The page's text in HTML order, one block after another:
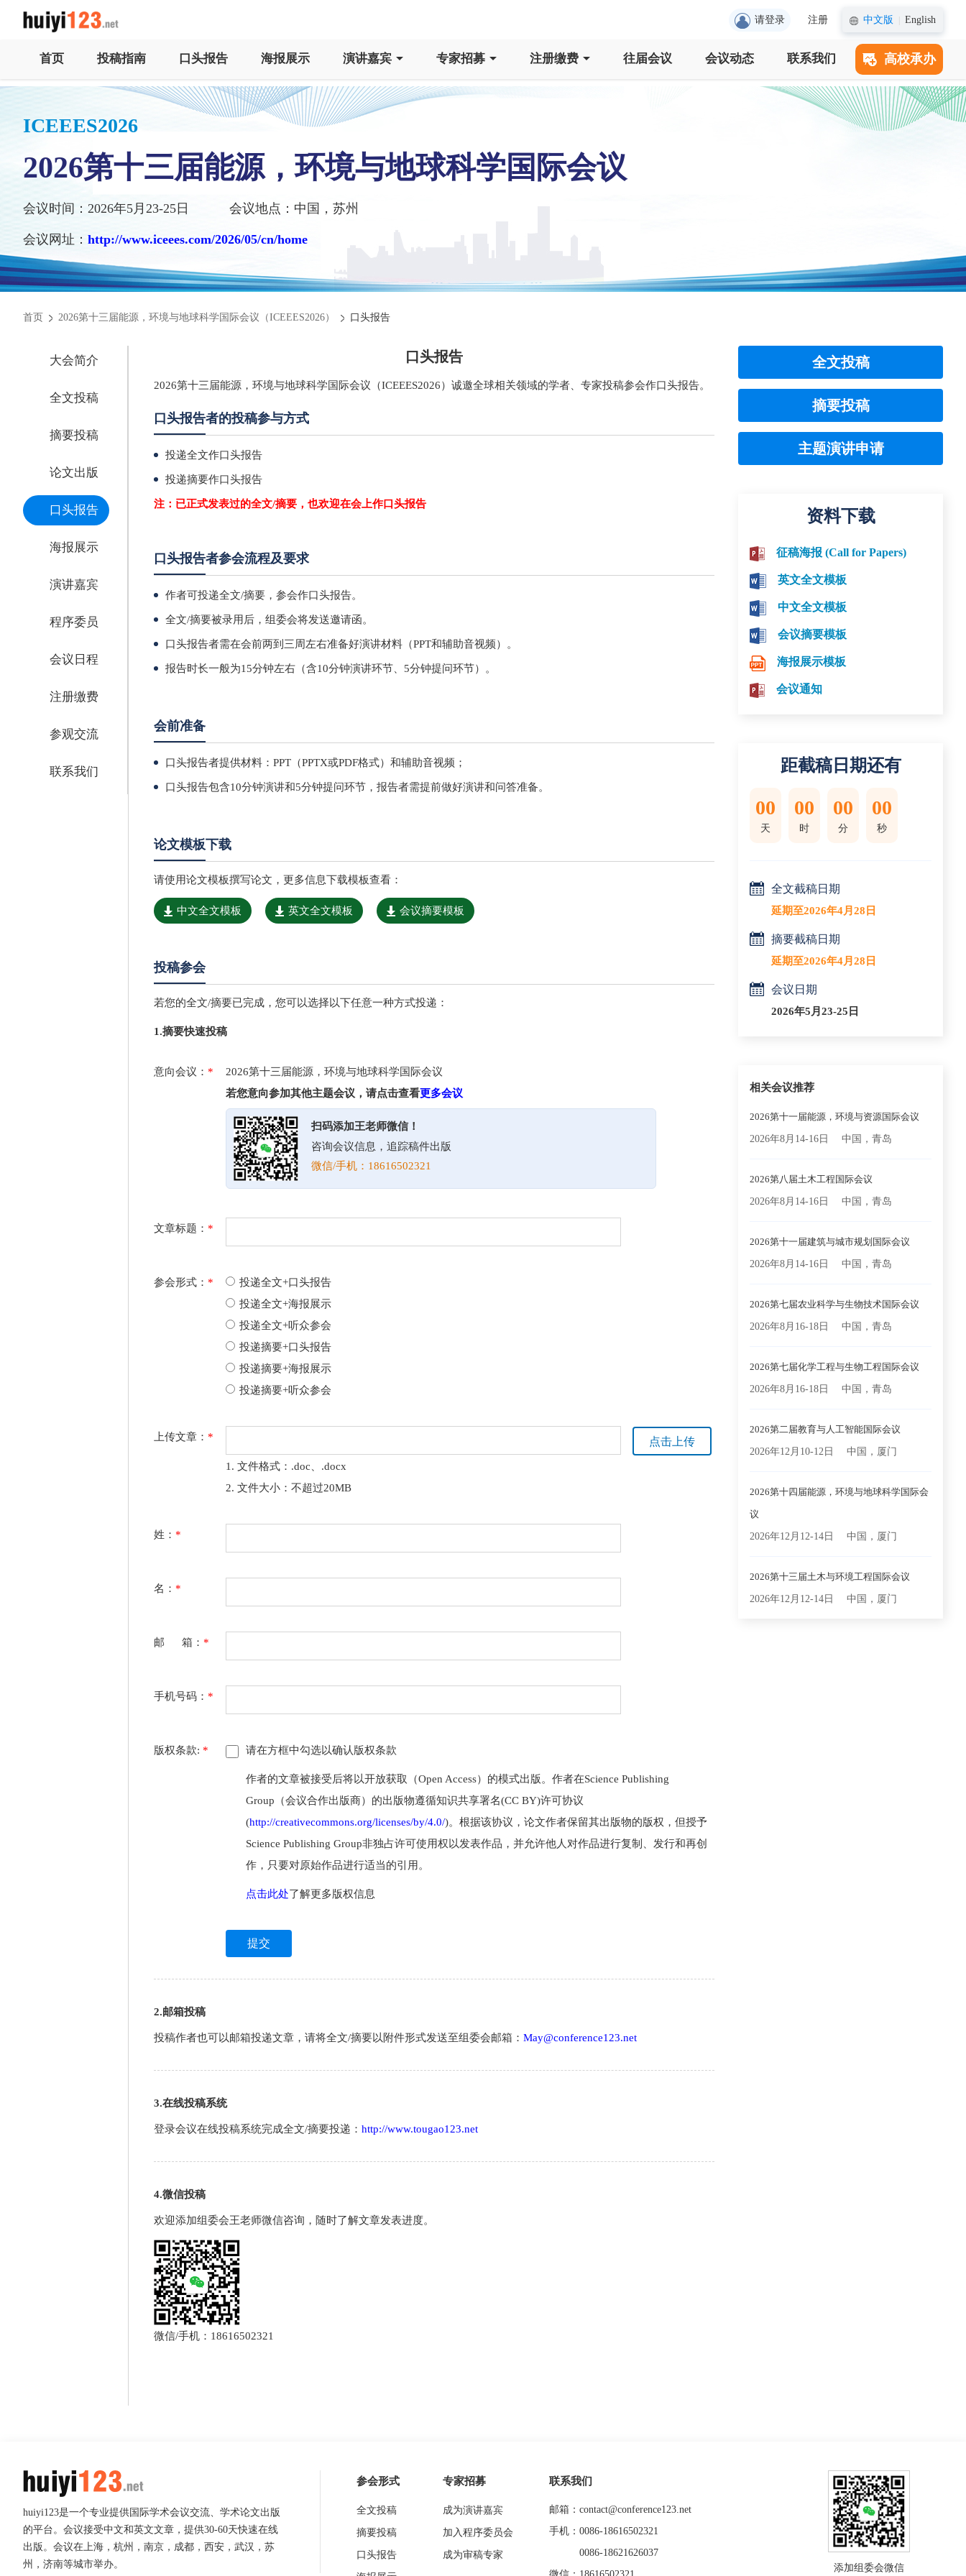
请登录 注册 中文版 English
首页 投稿指南 口头报告 海报展示 演讲嘉宾 专家招募 注册缴费 往届会议 会议动态 联系我们 高校承办
ICEEES2026
2026第十三届能源，环境与地球科学国际会议
会议时间：2026年5月23-25日 会议地点：中国，苏州
会议网址： http://www.iceees.com/2026/05/cn/home
首页 2026第十三届能源，环境与地球科学国际会议（ICEEES2026） 口头报告
大会简介
全文投稿
摘要投稿
论文出版
口头报告
海报展示
演讲嘉宾
程序委员
会议日程
注册缴费
参观交流
联系我们
口头报告
2026第十三届能源，环境与地球科学国际会议（ICEEES2026）诚邀全球相关领域的学者、专家投稿参会作口头报告。
口头报告者的投稿参与方式
投递全文作口头报告
投递摘要作口头报告
注：已正式发表过的全文/摘要，也欢迎在会上作口头报告
口头报告者参会流程及要求
作者可投递全文/摘要，参会作口头报告。
全文/摘要被录用后，组委会将发送邀请函。
口头报告者需在会前两到三周左右准备好演讲材料（PPT和辅助音视频）。
报告时长一般为15分钟左右（含10分钟演讲环节、5分钟提问环节）。
会前准备
口头报告者提供材料：PPT（PPTX或PDF格式）和辅助音视频；
口头报告包含10分钟演讲和5分钟提问环节，报告者需提前做好演讲和问答准备。
论文模板下载
请使用论文模板撰写论文，更多信息下载模板查看：
中文全文模板 英文全文模板 会议摘要模板
投稿参会
若您的全文/摘要已完成，您可以选择以下任意一种方式投递：
1.摘要快速投稿
意向会议： *
2026第十三届能源，环境与地球科学国际会议
若您意向参加其他主题会议，请点击查看更多会议
扫码添加王老师微信！
咨询会议信息，追踪稿件出版
微信/手机：18616502321
文章标题： *
参会形式： *
投递全文+口头报告
投递全文+海报展示
投递全文+听众参会
投递摘要+口头报告
投递摘要+海报展示
投递摘要+听众参会
上传文章： * 点击上传
1. 文件格式：.doc、.docx
2. 文件大小：不超过20MB
姓： *
名： *
邮 箱： *
手机号码： *
版权条款: * 请在方框中勾选以确认版权条款
作者的文章被接受后将以开放获取（Open Access）的模式出版。作者在Science Publishing
Group（会议合作出版商）的出版物遵循知识共享署名(CC BY)许可协议
(http://creativecommons.org/licenses/by/4.0/)。根据该协议，论文作者保留其出版物的版权，但授予
Science Publishing Group非独占许可使用权以发表作品，并允许他人对作品进行复制、发行和再创
作，只要对原始作品进行适当的引用。
点击此处了解更多版权信息
2.邮箱投稿
投稿作者也可以邮箱投递文章，请将全文/摘要以附件形式发送至组委会邮箱： May@conference123.net
3.在线投稿系统
登录会议在线投稿系统完成全文/摘要投递： http://www.tougao123.net
4.微信投稿
欢迎添加组委会王老师微信咨询，随时了解文章发表进度。
微信/手机：18616502321
全文投稿
摘要投稿
主题演讲申请
资料下载
征稿海报 (Call for Papers)
英文全文模板
中文全文模板
会议摘要模板
海报展示模板
会议通知
距截稿日期还有
00
天
00
时
00
分
00
秒
全文截稿日期
延期至2026年4月28日
摘要截稿日期
延期至2026年4月28日
会议日期
2026年5月23-25日
相关会议推荐
2026第十一届能源，环境与资源国际会议
2026年8月14-16日 中国，青岛
2026第八届土木工程国际会议
2026年8月14-16日 中国，青岛
2026第十一届建筑与城市规划国际会议
2026年8月14-16日 中国，青岛
2026第七届农业科学与生物技术国际会议
2026年8月16-18日 中国，青岛
2026第七届化学工程与生物工程国际会议
2026年8月16-18日 中国，青岛
2026第二届教育与人工智能国际会议
2026年12月10-12日 中国，厦门
2026第十四届能源，环境与地球科学国际会
议
2026年12月12-14日 中国，厦门
2026第十三届土木与环境工程国际会议
2026年12月12-14日 中国，厦门
huiyi123是一个专业提供国际学术会议交流、学术论文出版
的平台。会议接受中文和英文文章，提供30-60天快速在线
出版。会议在上海，杭州，南京，成都，西安，武汉，苏
州，济南等城市举办。
参会形式
全文投稿
摘要投稿
口头报告
专家招募
成为演讲嘉宾
加入程序委员会
成为审稿专家
联系我们
邮箱：contact@conference123.net
手机：0086-18616502321
0086-18621626037
添加组委会微信